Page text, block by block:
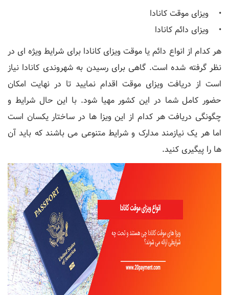
• ویزای موقت کانادا
• ویزای دائم کانادا
هر کدام از انواع دائم یا موقت ویزای کانادا برای شرایط ویژه ای در
نظر گرفته شده است. گاهی برای رسیدن به شهروندی کانادا نیاز
است از دریافت ویزای موقت اقدام نمایید تا در نهایت امکان
حضور کامل شما در این کشور مهیا شود. با این حال شرایط و
چگونگی دریافت هر کدام از این ویزا ها در ساختار یکسان است
اما هر یک نیازمند مدارک و شرایط متنوعی می باشند که باید آن
ها را پیگیری کنید.